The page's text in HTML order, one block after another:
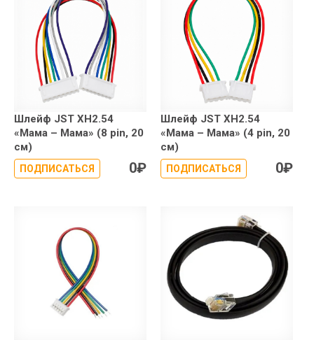
Шлейф JST XH2.54
«Мама – Мама» (8 pin, 20
см)
ПОДПИСАТЬСЯ 0₽
Шлейф JST XH2.54
«Мама – Мама» (4 pin, 20
см)
ПОДПИСАТЬСЯ 0₽